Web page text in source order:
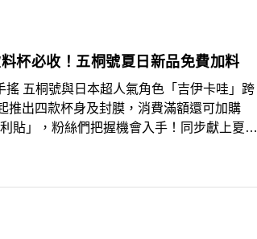
杯必收！五桐號夏日新品免費加料
搖 五桐號與日本超人氣角色「吉伊卡哇」跨
推出四款杯身及封膜，消費滿額還可加購
貼」，粉絲們把握機會入手！同步獻上夏季